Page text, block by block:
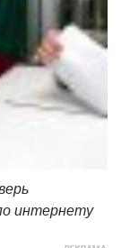
интернету